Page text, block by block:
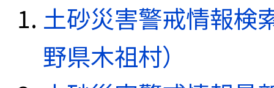
土砂災害警戒情報検
野県木祖村）